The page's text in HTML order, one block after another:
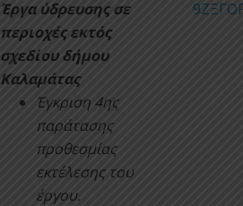
Έργα ύδρευσης σε
περιοχές εκτός
σχεδίου δήμου
Καλαμάτας
Έγκριση 4ης
παράτασης
προθεσμίας
εκτέλεσης του
έργου.